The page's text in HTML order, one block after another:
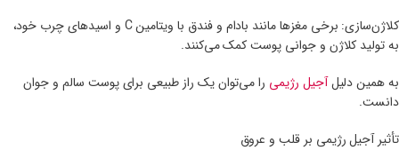
کلاژن‌سازی: برخی مغزها مانند بادام و فندق با ویتامین C و اسیدهای چرب خود،
به تولید کلاژن و جوانی پوست کمک می‌کنند.
به همین دلیلآجیل رژیمی را می‌توان یک راز طبیعی برای پوست سالم و جوان
دانست.
تأثیر آجیل رژیمی بر قلب و عروق